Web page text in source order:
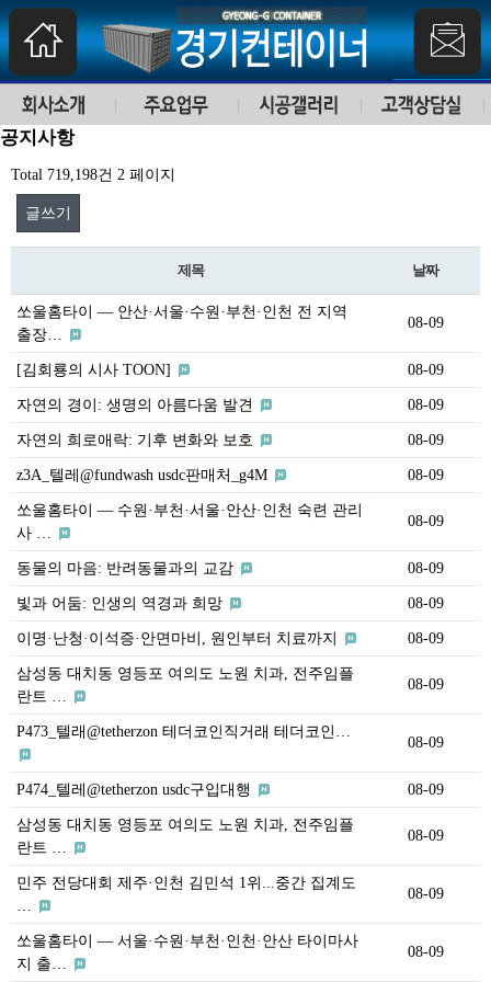
공지사항
Total 719,198건 2 페이지
글쓰기
제목 날짜
쏘울홈타이 — 안산·서울·수원·부천·인천 전 지역
출장…
08-09
[김회룡의 시사 TOON] 08-09
자연의 경이: 생명의 아름다움 발견 08-09
자연의 희로애락: 기후 변화와 보호 08-09
z3A_텔레@fundwash usdc판매처_g4M 08-09
쏘울홈타이 — 수원·부천·서울·안산·인천 숙련 관리
사 …
08-09
동물의 마음: 반려동물과의 교감 08-09
빛과 어둠: 인생의 역경과 희망 08-09
이명·난청·이석증·안면마비, 원인부터 치료까지 08-09
삼성동 대치동 영등포 여의도 노원 치과, 전주임플
란트 …
08-09
P473_텔래@tetherzon 테더코인직거래 테더코인…
08-09
P474_텔레@tetherzon usdc구입대행 08-09
삼성동 대치동 영등포 여의도 노원 치과, 전주임플
란트 …
08-09
민주 전당대회 제주·인천 김민석 1위...중간 집계도
…
08-09
쏘울홈타이 — 서울·수원·부천·인천·안산 타이마사
지 출…
08-09